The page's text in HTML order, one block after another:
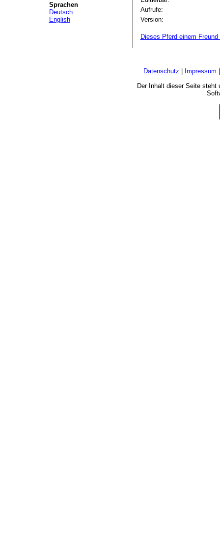
Sprachen
Deutsch
English
Aufrufe:
Version:
Dieses Pferd einem
Datenschutz Impressum
Der Inhalt dieser Seite steht